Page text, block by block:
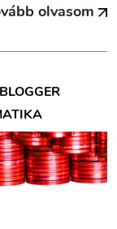
olvasom